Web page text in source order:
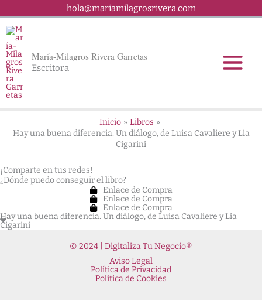
hola@mariamilagrosrivera.com
María-Milagros Rivera Garretas
Escritora
Inicio
Libros
Hay una buena diferencia. Un diálogo, de Luisa Cavaliere y Lia
Cigarini
¡Comparte en tus redes!
¿Dónde puedo conseguir el libro?
Enlace de Compra
Enlace de Compra
Enlace de Compra
Hay una buena diferencia. Un diálogo, de Luisa Cavaliere y Lia
Cigarini
© 2024 | Digitaliza Tu Negocio®
Aviso Legal
Política de Privacidad
Política de Cookies